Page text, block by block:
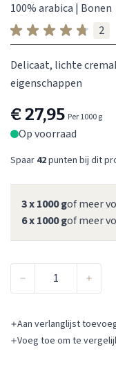
100% arabica | Bonen
2
Delicaat, lichte
eigenschappen
€ 27,95 Per 1000 g
Op voorraad
Spaar 42punten bij dit
3 x 1000 gof meer
6 x 1000 gof meer
Aan verlanglijst
Voeg toe om te